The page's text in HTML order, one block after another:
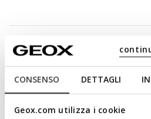
CONSENSO DETTAGLI
Geox.com utilizza i cookie
Materialien
Technologien